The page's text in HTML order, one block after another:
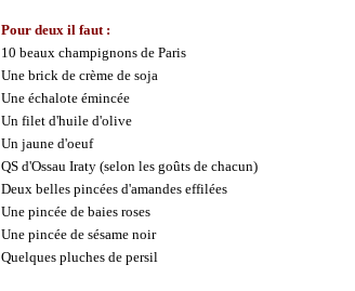
Pour deux il faut :
10 beaux champignons de Paris
Une brick de crème de soja
Une échalote émincée
Un filet d'huile d'olive
Un jaune d'oeuf
QS d'Ossau Iraty (selon les goûts de chacun)
Deux belles pincées d'amandes effilées
Une pincée de baies roses
Une pincée de sésame noir
Quelques pluches de persil